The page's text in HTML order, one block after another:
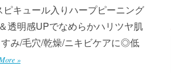
キュール入りハープピーニング
透明感UPでなめらかハリツヤ肌
み/毛穴/乾燥/ニキビケアに◎低
»